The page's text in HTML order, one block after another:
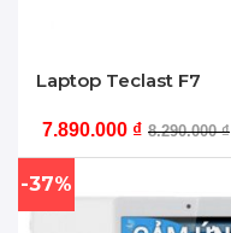
Laptop Teclast F7
8.290.000₫
7.890.000 ₫
-37%